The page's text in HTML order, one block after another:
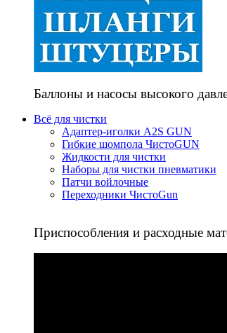
Баллоны и насосы высокого
Всё для чистки
Адаптер-иголки A2S GUN
Гибкие шомпола ЧистоGUN
Жидкости для чистки
Наборы для чистки пневматики
Патчи войлочные
Переходники ЧистоGun
Приспособления и расходные